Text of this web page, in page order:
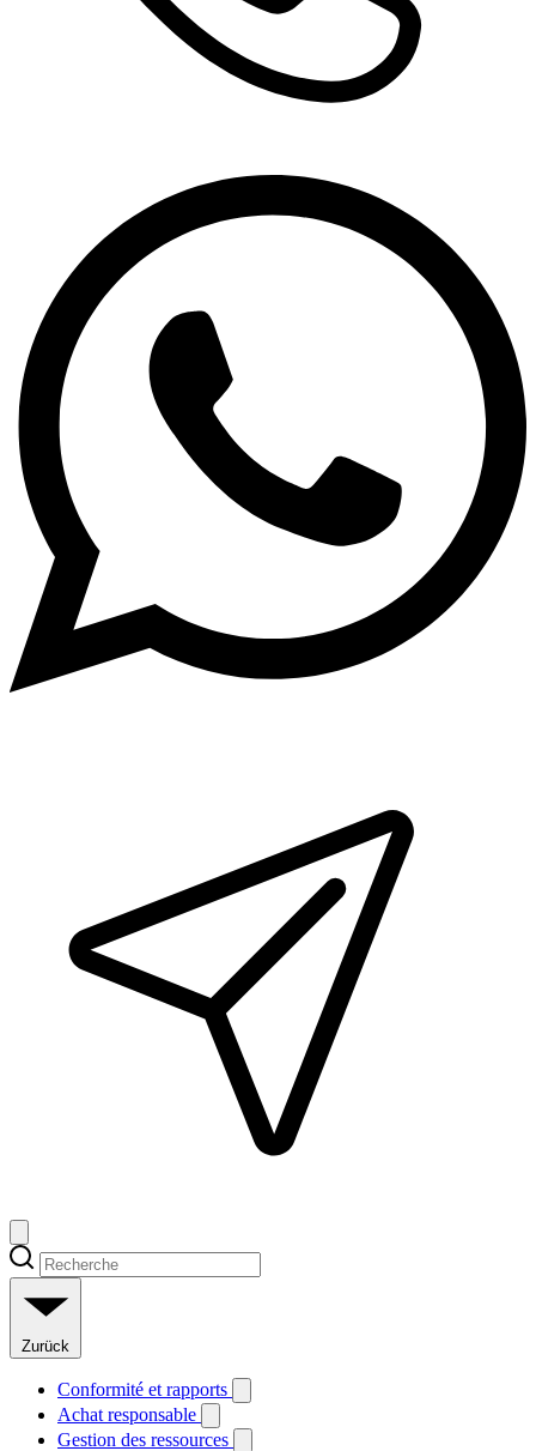
Zurück
Conformité et rapports
Achat responsable
Gestion des ressources